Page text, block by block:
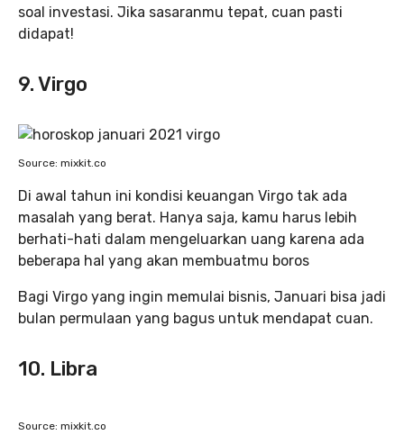
soal investasi. Jika sasaranmu tepat, cuan pasti
didapat!
9. Virgo
Source: mixkit.co
Di awal tahun ini kondisi keuangan Virgo tak ada
masalah yang berat. Hanya saja, kamu harus lebih
berhati-hati dalam mengeluarkan uang karena ada
beberapa hal yang akan membuatmu boros
Bagi Virgo yang ingin memulai bisnis, Januari bisa jadi
bulan permulaan yang bagus untuk mendapat cuan.
10. Libra
Source: mixkit.co